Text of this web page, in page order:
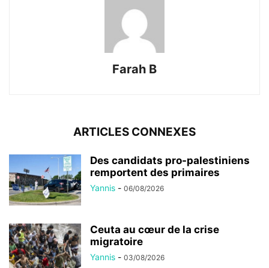
Farah B
ARTICLES CONNEXES
Des candidats pro-palestiniens
remportent des primaires
Yannis - 06/08/2026
Ceuta au cœur de la crise
migratoire
Yannis - 03/08/2026